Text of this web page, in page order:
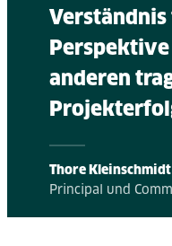
anderen
Thore Kleinschmidt
Principal und